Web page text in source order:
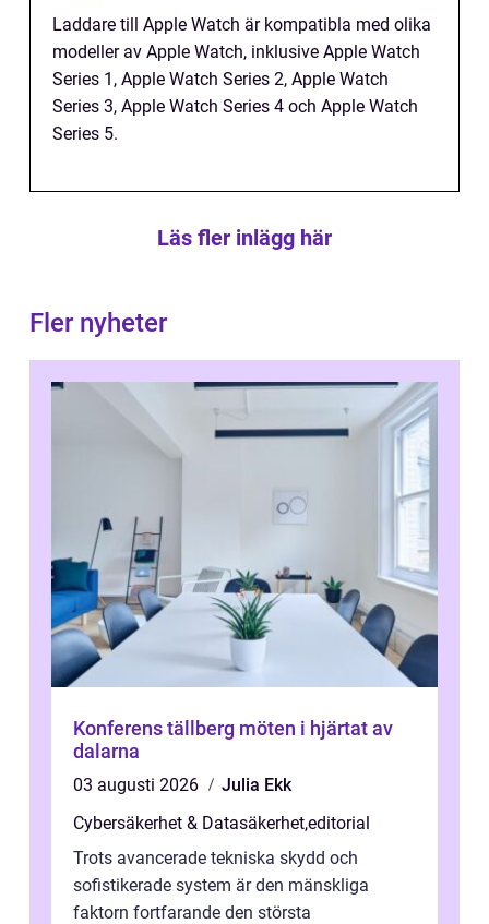
Laddare till Apple Watch är kompatibla med olika
modeller av Apple Watch, inklusive Apple Watch
Series 1, Apple Watch Series 2, Apple Watch
Series 3, Apple Watch Series 4 och Apple Watch
Series 5.
Läs fler inlägg här
Fler nyheter
Konferens tällberg möten i hjärtat av
dalarna
03 augusti 2026
Julia Ekk
Cybersäkerhet & Datasäkerhet,editorial
Trots avancerade tekniska skydd och
sofistikerade system är den mänskliga
faktorn fortfarande den största